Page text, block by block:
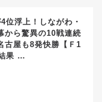
位浮上！しながわ・
から驚異の10戦連続
古屋も8発快勝【Ｆ1
果 …